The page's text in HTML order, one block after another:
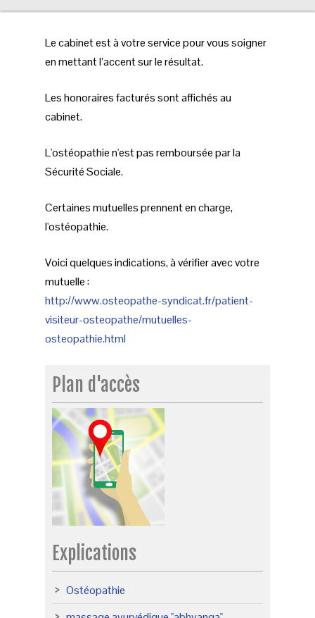
Le cabinet est à votre service pour vous soigner
en mettant l’accent sur le résultat.
Les honoraires facturés sont affichés au
cabinet.
L'ostéopathie n'est pas remboursée par la
Sécurité Sociale.
Certaines mutuelles prennent en charge,
l'ostéopathie.
Voici quelques indications, à vérifier avec votre
mutuelle :
http://www.osteopathe-syndicat.fr/patient-
visiteur-osteopathe/mutuelles-
osteopathie.html
Plan d'accès
Explications
Ostéopathie